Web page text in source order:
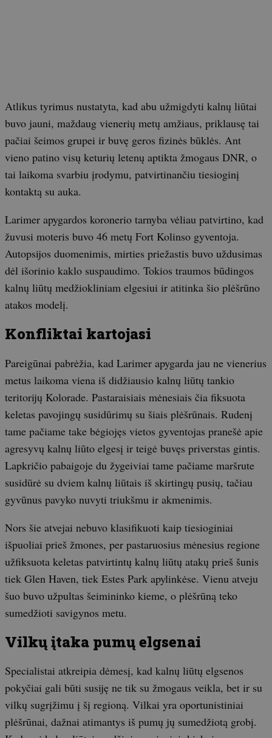
Atlikus tyrimus nustatyta, kad abu užmigdyti kalnų liūtai
buvo jauni, maždaug vienerių metų amžiaus, priklausę tai
pačiai šeimos grupei ir buvę geros fizinės būklės. Ant
vieno patino visų keturių letenų aptikta žmogaus DNR, o
tai laikoma svarbiu įrodymu, patvirtinančiu tiesioginį
kontaktą su auka.
Larimer apygardos koronerio tarnyba vėliau patvirtino, kad
žuvusi moteris buvo 46 metų Fort Kolinso gyventoja.
Autopsijos duomenimis, mirties priežastis buvo uždusimas
dėl išorinio kaklo suspaudimo. Tokios traumos būdingos
kalnų liūtų medžiokliniam elgesiui ir atitinka šio plėšrūno
atakos modelį.
Konfliktai kartojasi
Pareigūnai pabrėžia, kad Larimer apygarda jau ne vienerius
metus laikoma viena iš didžiausio kalnų liūtų tankio
teritorijų Kolorade. Pastaraisiais mėnesiais čia fiksuota
keletas pavojingų susidūrimų su šiais plėšrūnais. Rudenį
tame pačiame take bėgiojęs vietos gyventojas pranešė apie
agresyvų kalnų liūto elgesį ir teigė buvęs priverstas gintis.
Lapkričio pabaigoje du žygeiviai tame pačiame maršrute
susidūrė su dviem kalnų liūtais iš skirtingų pusių, tačiau
gyvūnus pavyko nuvyti triukšmu ir akmenimis.
Nors šie atvejai nebuvo klasifikuoti kaip tiesioginiai
išpuoliai prieš žmones, per pastaruosius mėnesius regione
užfiksuota keletas patvirtintų kalnų liūtų atakų prieš šunis
tiek Glen Haven, tiek Estes Park apylinkėse. Vienu atveju
šuo buvo užpultas šeimininko kieme, o plėšrūną teko
sumedžioti savigynos metu.
Vilkų įtaka pumų elgsenai
Specialistai atkreipia dėmesį, kad kalnų liūtų elgsenos
pokyčiai gali būti susiję ne tik su žmogaus veikla, bet ir su
vilkų sugrįžimu į šį regioną. Vilkai yra oportunistiniai
plėšrūnai, dažnai atimantys iš pumų jų sumedžiotą grobį.